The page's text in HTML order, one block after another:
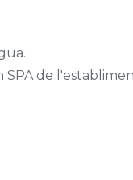
SPA de